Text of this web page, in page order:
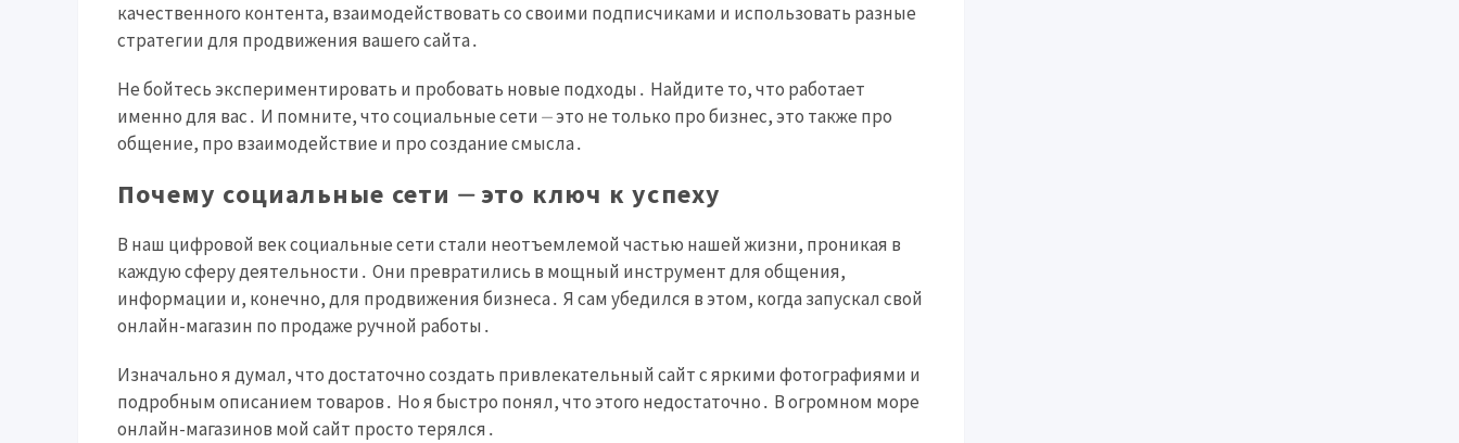
качественного контента, взаимодействовать со своими подписчиками и использовать разные
стратегии для продвижения вашего сайта․
Не бойтесь экспериментировать и пробовать новые подходы․ Найдите то, что работает
именно для вас․ И помните, что социальные сети ⏤ это не только про бизнес, это также про
общение, про взаимодействие и про создание смысла․
Почему социальные сети ⏤ это ключ к успеху
В наш цифровой век социальные сети стали неотъемлемой частью нашей жизни, проникая в
каждую сферу деятельности․ Они превратились в мощный инструмент для общения,
информации и, конечно, для продвижения бизнеса․ Я сам убедился в этом, когда запускал свой
онлайн-магазин по продаже ручной работы․
Изначально я думал, что достаточно создать привлекательный сайт с яркими фотографиями и
подробным описанием товаров․ Но я быстро понял, что этого недостаточно․ В огромном море
онлайн-магазинов мой сайт просто терялся․